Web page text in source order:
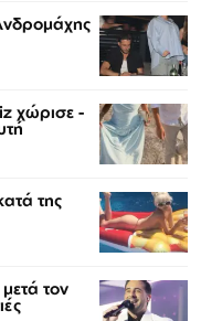
χώρισε -
της
τον